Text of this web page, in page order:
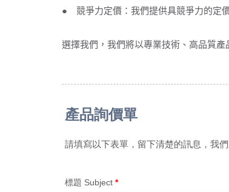
● 競爭力定價：我們提供具競爭力的定
選擇我們，我們將以專業技術、高品質